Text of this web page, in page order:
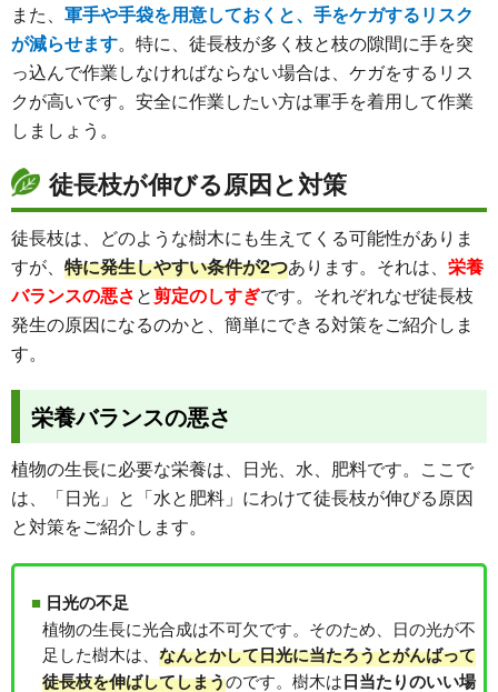
また、 軍手や手袋を用意しておくと、手をケガするリスク
が減らせます。特に、徒長枝が多く枝と枝の隙間に手を突
っ込んで作業しなければならない場合は、ケガをするリス
クが高いです。安全に作業したい方は軍手を着用して作業
しましょう。
徒長枝が伸びる原因と対策
徒長枝は、どのような樹木にも生えてくる可能性がありま
すが、 特に発生しやすい条件が2つあります。それは、 栄養
バランスの悪さと剪定のしすぎです。それぞれなぜ徒長枝
発生の原因になるのかと、簡単にできる対策をご紹介しま
す。
栄養バランスの悪さ
植物の生長に必要な栄養は、日光、水、肥料です。ここで
は、「日光」と「水と肥料」にわけて徒長枝が伸びる原因
と対策をご紹介します。
日光の不足
植物の生長に光合成は不可欠です。そのため、日の光が不
足した樹木は、なんとかして日光に当たろうとがんばって
徒長枝を伸ばしてしまうのです。樹木は日当たりのいい場